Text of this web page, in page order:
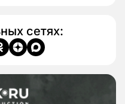
сетях: